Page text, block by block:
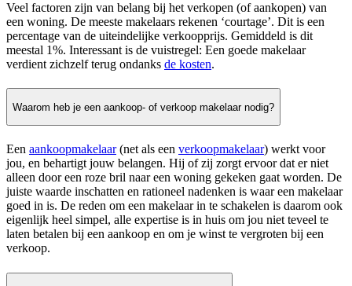
Veel factoren zijn van belang bij het verkopen (of aankopen) van
een woning. De meeste makelaars rekenen ‘courtage’. Dit is een
percentage van de uiteindelijke verkoopprijs. Gemiddeld is dit
meestal 1%. Interessant is de vuistregel: Een goede makelaar
verdient zichzelf terug ondanks de kosten.
Waarom heb je een aankoop- of verkoop makelaar nodig?
Een aankoopmakelaar(net als een verkoopmakelaar) werkt voor
jou, en behartigt jouw belangen. Hij of zij zorgt ervoor dat er niet
alleen door een roze bril naar een woning gekeken gaat worden. De
juiste waarde inschatten en rationeel nadenken is waar een makelaar
goed in is. De reden om een makelaar in te schakelen is daarom ook
eigenlijk heel simpel, alle expertise is in huis om jou niet teveel te
laten betalen bij een aankoop en om je winst te vergroten bij een
verkoop.